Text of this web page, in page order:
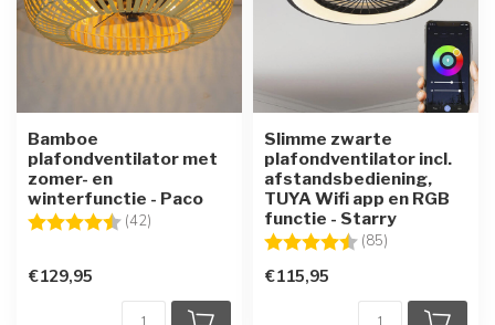
Bamboe
plafondventilator met
zomer- en
winterfunctie - Paco
Beoordeling: (42)
€129,95
Slimme zwarte
plafondventilator incl.
afstandsbediening,
TUYA Wifi app en RGB
functie - Starry
Beoordeling: (85)
€115,95